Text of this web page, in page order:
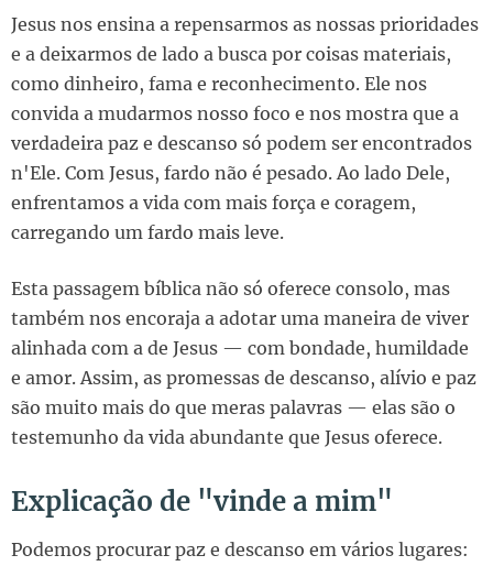
Jesus nos ensina a repensarmos as nossas prioridades
e a deixarmos de lado a busca por coisas materiais,
como dinheiro, fama e reconhecimento. Ele nos
convida a mudarmos nosso foco e nos mostra que a
verdadeira paz e descanso só podem ser encontrados
n'Ele. Com Jesus, fardo não é pesado. Ao lado Dele,
enfrentamos a vida com mais força e coragem,
carregando um fardo mais leve.
Esta passagem bíblica não só oferece consolo, mas
também nos encoraja a adotar uma maneira de viver
alinhada com a de Jesus — com bondade, humildade
e amor. Assim, as promessas de descanso, alívio e paz
são muito mais do que meras palavras — elas são o
testemunho da vida abundante que Jesus oferece.
Explicação de "vinde a mim"
Podemos procurar paz e descanso em vários lugares: